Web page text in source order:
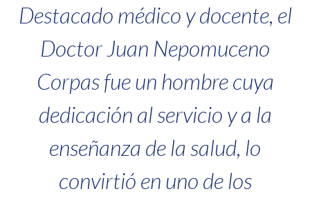
Destacado médico y docente, el
Doctor Juan Nepomuceno
Corpas fue un hombre cuya
dedicación al servicio y a la
enseñanza de la salud, lo
convirtió en uno de los